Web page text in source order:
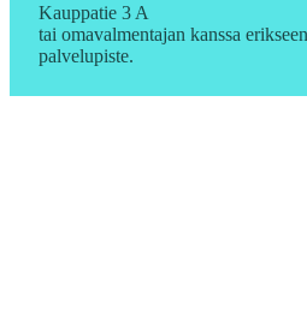
Kauppatie 3 A
tai omavalmentajan kanssa
palvelupiste.